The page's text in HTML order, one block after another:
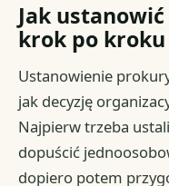
Jak
krok po kroku
Ustanowienie
jak decyzję
Najpierw trzeba
dopuścić
dopiero potem